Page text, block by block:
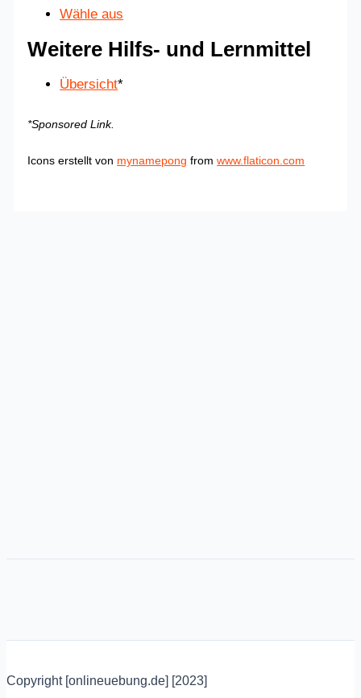
Wähle aus
Weitere Hilfs- und Lernmittel
Übersicht*
*Sponsored Link.
Icons erstellt von mynamepong fromwww.flaticon.com
Copyright [onlineuebung.de] [2023]